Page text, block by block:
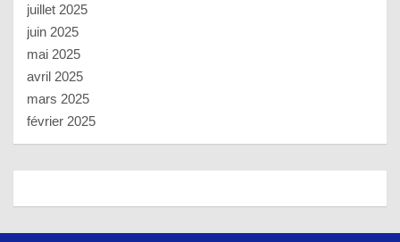
juillet 2025
juin 2025
mai 2025
avril 2025
mars 2025
février 2025